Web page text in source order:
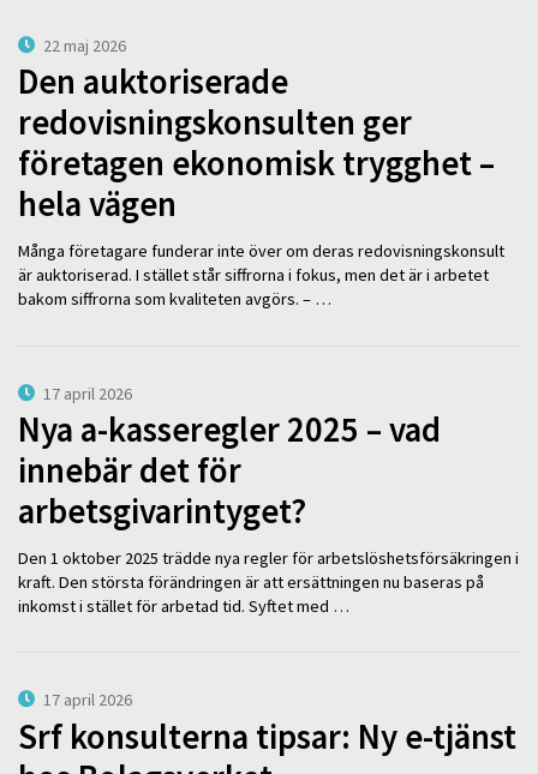
22 maj 2026
Den auktoriserade
redovisningskonsulten ger
företagen ekonomisk trygghet –
hela vägen
Många företagare funderar inte över om deras redovisningskonsult
är auktoriserad. I stället står siffrorna i fokus, men det är i arbetet
bakom siffrorna som kvaliteten avgörs. – …
17 april 2026
Nya a-kasseregler 2025 – vad
innebär det för
arbetsgivarintyget?
Den 1 oktober 2025 trädde nya regler för arbetslöshetsförsäkringen i
kraft. Den största förändringen är att ersättningen nu baseras på
inkomst i stället för arbetad tid. Syftet med …
17 april 2026
Srf konsulterna tipsar: Ny e-tjänst